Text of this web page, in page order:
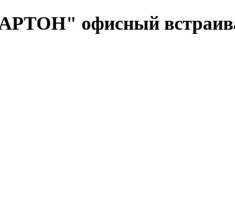
офисный